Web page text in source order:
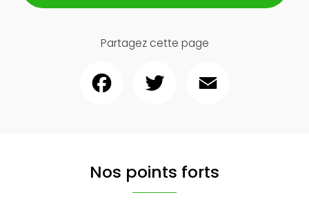
Partagez cette page
Nos points forts